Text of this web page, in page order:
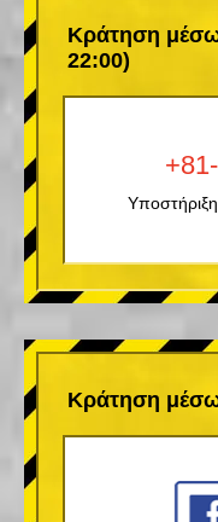
Κράτηση
22:00)
Κράτηση